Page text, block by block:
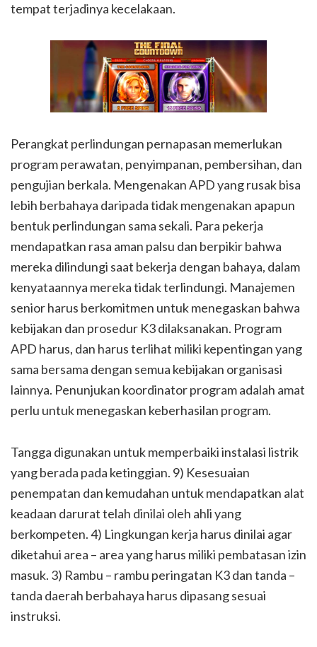
tempat terjadinya kecelakaan.
Perangkat perlindungan pernapasan memerlukan
program perawatan, penyimpanan, pembersihan, dan
pengujian berkala. Mengenakan APD yang rusak bisa
lebih berbahaya daripada tidak mengenakan apapun
bentuk perlindungan sama sekali. Para pekerja
mendapatkan rasa aman palsu dan berpikir bahwa
mereka dilindungi saat bekerja dengan bahaya, dalam
kenyataannya mereka tidak terlindungi. Manajemen
senior harus berkomitmen untuk menegaskan bahwa
kebijakan dan prosedur K3 dilaksanakan. Program
APD harus, dan harus terlihat miliki kepentingan yang
sama bersama dengan semua kebijakan organisasi
lainnya. Penunjukan koordinator program adalah amat
perlu untuk menegaskan keberhasilan program.
Tangga digunakan untuk memperbaiki instalasi listrik
yang berada pada ketinggian. 9) Kesesuaian
penempatan dan kemudahan untuk mendapatkan alat
keadaan darurat telah dinilai oleh ahli yang
berkompeten. 4) Lingkungan kerja harus dinilai agar
diketahui area – area yang harus miliki pembatasan izin
masuk. 3) Rambu – rambu peringatan K3 dan tanda –
tanda daerah berbahaya harus dipasang sesuai
instruksi.